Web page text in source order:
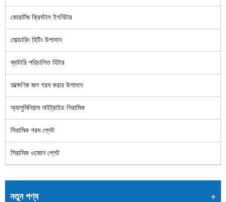
কোয়ার্টজ ক্রিস্টাল ইগনিটার
সোল্ডারিং হিটিং উপাদান
ব্যাটারি পরিচালিত হিটার
তাত্ক্ষণিক জল গরম করার উপাদান
অ্যালুমিনিয়াম নাইট্রাইড সিরামিক
সিরামিক গরম প্লেট
সিরামিক ওজোন প্লেট
নতুন পণ্য